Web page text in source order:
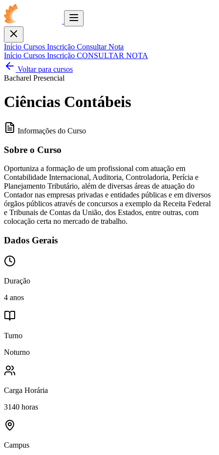
Toggle
Fechar
Início Cursos Inscrição Consultar Nota
Início Cursos Inscrição CONSULTAR NOTA
Voltar para cursos
Bacharel Presencial
Ciências Contábeis
Informações do Curso
Sobre o Curso
Oportuniza a formação de um profissional com atuação em
Contabilidade Internacional, Auditoria, Controladoria, Perícia e
Planejamento Tributário, além de diversas áreas de atuação do
Contador nas empresas privadas e entidades públicas e em diversos
órgãos públicos através de concursos a exemplo da Receita Federal
e Tribunais de Contas da União, dos Estados, entre outras, com
colocação certa no mercado de trabalho.
Dados Gerais
Duração
4 anos
Turno
Noturno
Carga Horária
3140 horas
Campus